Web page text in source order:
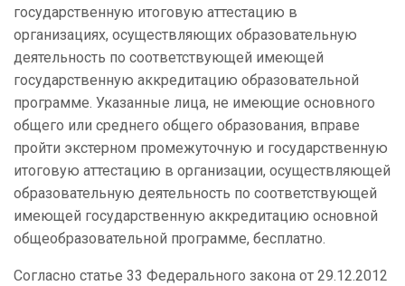
государственную итоговую аттестацию в
организациях, осуществляющих образовательную
деятельность по соответствующей имеющей
государственную аккредитацию образовательной
программе. Указанные лица, не имеющие основного
общего или среднего общего образования, вправе
пройти экстерном промежуточную и государственную
итоговую аттестацию в организации, осуществляющей
образовательную деятельность по соответствующей
имеющей государственную аккредитацию основной
общеобразовательной программе, бесплатно.
Согласно статье 33 Федерального закона от 29.12.2012